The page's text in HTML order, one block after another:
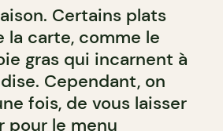
Certains plats
la carte, comme le
gras qui incarnent à
Cependant, on
fois, de vous laisser
pour le menu